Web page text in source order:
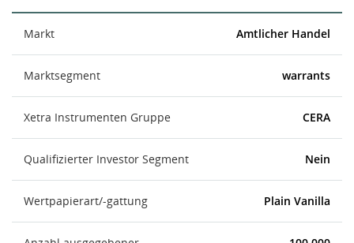
Markt Amtlicher Handel
Marktsegment warrants
Xetra Instrumenten Gruppe CERA
Qualifizierter Investor Segment Nein
Wertpapierart/-gattung Plain Vanilla